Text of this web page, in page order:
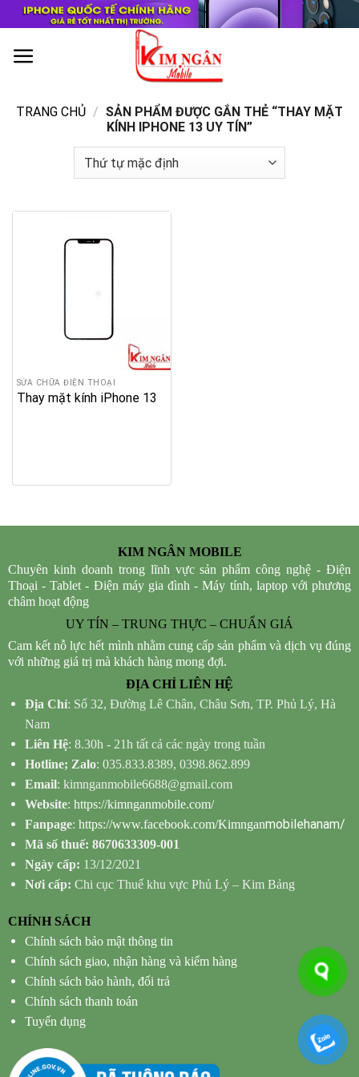
Skip
to
content
TRANG CHỦ / SẢN PHẨM ĐƯỢC GẮN THẺ “THAY MẶT
KÍNH IPHONE 13 UY TÍN”
SỬA CHỮA ĐIỆN THOẠI
Thay mặt kính iPhone 13
KIM NGÂN MOBILE
Chuyên kinh doanh trong lĩnh vực sản phẩm công nghệ - Điện
Thoại - Tablet - Điện máy gia đình - Máy tính, laptop với phương
châm hoạt động
UY TÍN – TRUNG THỰC – CHUẨN GIÁ
Cam kết nỗ lực hết mình nhằm cung cấp sản phẩm và dịch vụ đúng
với những giá trị mà khách hàng mong đợi.
ĐỊA CHỈ LIÊN HỆ
Địa Chỉ: Số 32, Đường Lê Chân, Châu Sơn, TP. Phủ Lý, Hà
Nam
Liên Hệ: 8.30h - 21h tất cả các ngày trong tuần
Hotline; Zalo: 035.833.8389, 0398.862.899
Email: kimnganmobile6688@gmail.com
Website: https://kimnganmobile.com/
Fanpage: https://www.facebook.com/Kimnganmobilehanam/
Mã số thuế: 8670633309-001
Ngày cấp: 13/12/2021
Nơi cấp: Chi cục Thuế khu vực Phủ Lý – Kim Bảng
CHÍNH SÁCH
Chính sách bảo mật thông tin
Chính sách giao, nhận hàng và kiểm hàng
Chính sách bảo hành, đổi trả
Chính sách thanh toán
Tuyển dụng